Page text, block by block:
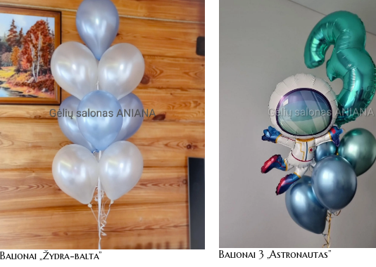
Balionai „Žydra-balta” Balionai 3 „Astronautas”